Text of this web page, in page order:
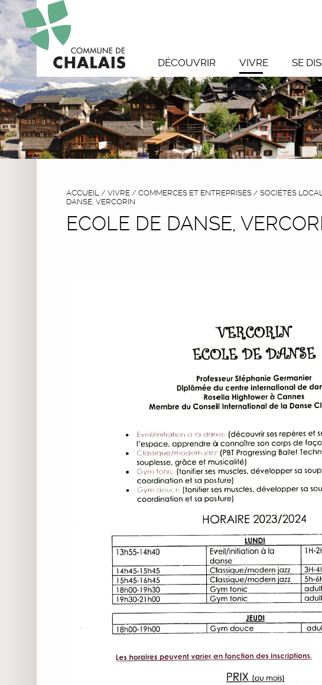
DÉCOUVRIR VIVRE SE
ACCUEIL / VIVRE / COMMERCES ET ENTREPRISES / SOCIÉTÉS
DANSE, VERCORIN
ECOLE DE DANSE,